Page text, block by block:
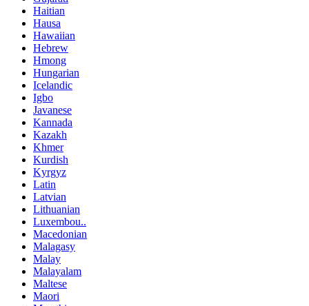
Haitian
Hausa
Hawaiian
Hebrew
Hmong
Hungarian
Icelandic
Igbo
Javanese
Kannada
Kazakh
Khmer
Kurdish
Kyrgyz
Latin
Latvian
Lithuanian
Luxembou..
Macedonian
Malagasy
Malay
Malayalam
Maltese
Maori